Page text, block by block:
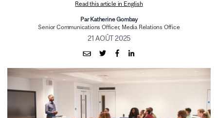
Read this article in English
Par Katherine Gombay
Senior Communications Officer, Media Relations Office
21 AOÛT 2025